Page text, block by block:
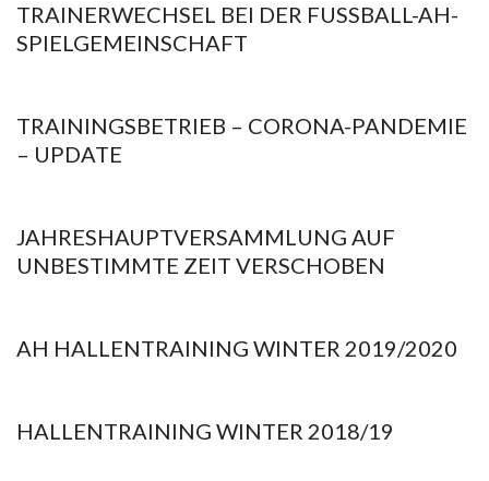
19
TRAINERWECHSEL BEI DER FUSSBALL-AH-S
PIELGEMEINSCHAFT
19
TRAININGSBETRIEB – CORONA-PANDEMIE
– UPDATE
03
JAHRESHAUPTVERSAMMLUNG AUF
UNBESTIMMTE ZEIT VERSCHOBEN
13
AH HALLENTRAINING WINTER 2019/2020
12
HALLENTRAINING WINTER 2018/19